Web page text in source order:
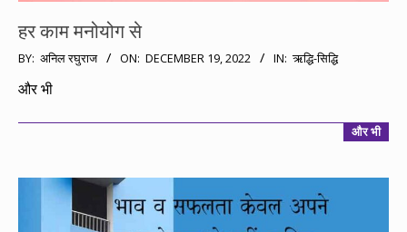
हर काम मनोयोग से
2022-
12-
BY: अनिल रघुराज ON: DECEMBER 19, 2022 IN: ऋद्धि-सिद्धि
और भी
और भी